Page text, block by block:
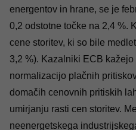
energentov in hrane, se je
0,2 odstotne točke na 2,4 %.
cene storitev, ki so bile
3,2 %). Kazalniki ECB kažejo
normalizacijo plačnih
domačih cenovnih pritiskih
umirjanju rasti cen storitev.
neenergetskega